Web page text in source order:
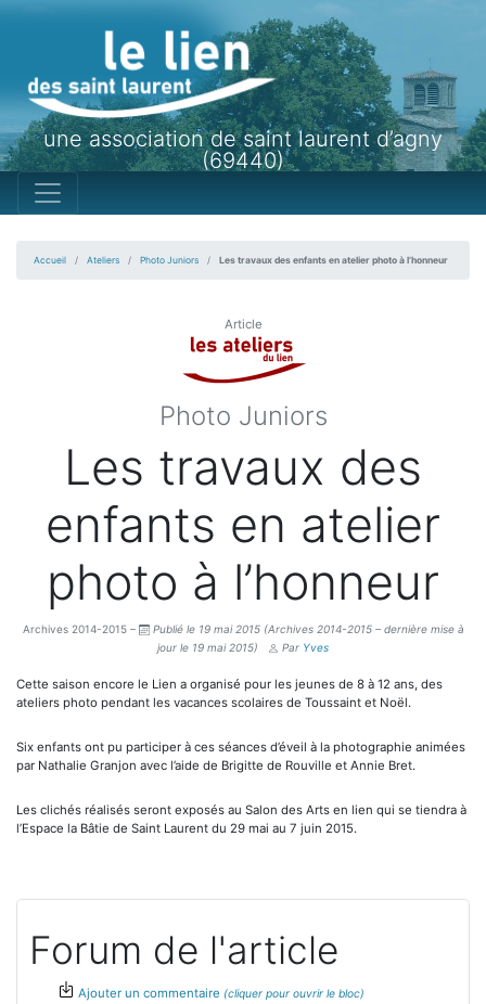
une association de saint laurent d’agny
(69440)
Accueil Ateliers Photo Juniors Les travaux des enfants en atelier photo à l’honneur
Article
Photo Juniors
Les travaux des
enfants en atelier
photo à l’honneur
Archives 2014-2015 – Publié le 19 mai 2015 (Archives 2014-2015 – dernière mise à
jour le 19 mai 2015)
Par Yves
Cette saison encore le Lien a organisé pour les jeunes de 8 à 12 ans, des
ateliers photo pendant les vacances scolaires de Toussaint et Noël.
Six enfants ont pu participer à ces séances d’éveil à la photographie animées
par Nathalie Granjon avec l’aide de Brigitte de Rouville et Annie Bret.
Les clichés réalisés seront exposés au Salon des Arts en lien qui se tiendra à
l’Espace la Bâtie de Saint Laurent du 29 mai au 7 juin 2015.
Forum de l'article
Ajouter un commentaire